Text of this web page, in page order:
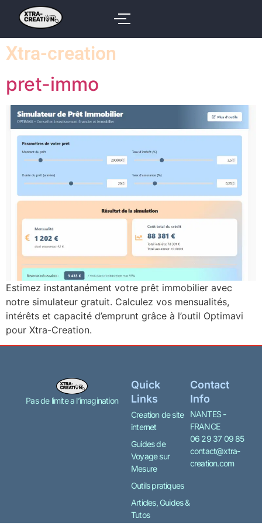
Xtra-creation
pret-immo
Estimez instantanément votre prêt immobilier avec
notre simulateur gratuit. Calculez vos mensualités,
intérêts et capacité d’emprunt grâce à l’outil Optimavi
pour Xtra-Creation.
Pas de limite a l’imagination
Quick
Links
Creation de site
internet
Guides de
Voyage sur
Mesure
Outils pratiques
Articles, Guides &
Tutos
Contact
Info
NANTES -
FRANCE
06 29 37 09 85
contact@xtra-
creation.com